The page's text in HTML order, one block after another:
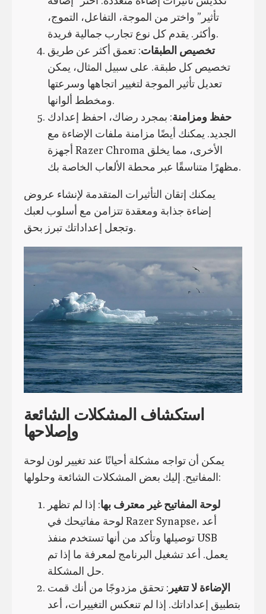
تأثير” واختر من الموجة، التفاعل، التموج،
وأكثر. يقدم كل نوع تجارب جمالية فريدة.
تخصيص الطبقات: تعمق أكثر عن طريق
تخصيص كل طبقة. على سبيل المثال، يمكن
تعديل تأثير الموجة لتغيير اتجاهها وسرعتها
ومخطط ألوانها.
حفظ ومزامنة: بمجرد رضاك، احفظ إعدادك
الجديد. يمكنك أيضًا مزامنة ملفات الإضاءة مع
أجهزة Razer Chroma الأخرى، مما يخلق
مظهرًا متناسقًا عبر محطة الألعاب الخاصة بك.
يمكنك إتقان التأثيرات المتقدمة لإنشاء عروض
إضاءة جذابة ومعقدة تتزامن مع أسلوب لعبك
وتجعل إعداداتك تبرز بحق.
استكشاف المشكلات الشائعة
وإصلاحها
يمكن أن تواجه مشكلة أحيانًا عند تغيير لون لوحة
المفاتيح. إليك بعض المشكلات الشائعة وحلولها:
لوحة المفاتيح غير معترف بها: إذا لم تظهر
لوحة مفاتيحك في Razer Synapse، أعد
توصيلها وتأكد من أنها تستخدم منفذ USB
يعمل. أعد تشغيل البرنامج لمعرفة ما إذا تم
حل المشكلة.
الإضاءة لا تتغير : تحقق مزدوجًا من أنك قمت
بتطبيق إعداداتك. إذا لم تنعكس التغييرات، أعد